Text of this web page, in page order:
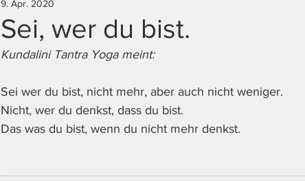
Sei, wer du bist.
9. Apr. 2020
Kundalini Tantra Yoga meint:
Sei wer du bist, nicht mehr, aber auch nicht weniger.
Nicht, wer du denkst, dass du bist.
Das was du bist, wenn du nicht mehr denkst.